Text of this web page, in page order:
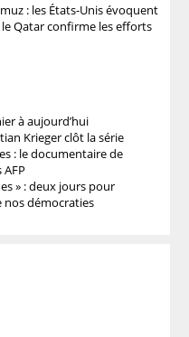
: les États-Unis évoquent
Qatar confirme les efforts
à aujourd’hui
Krieger clôt la série
: le documentaire de
» : deux jours pour
nos démocraties